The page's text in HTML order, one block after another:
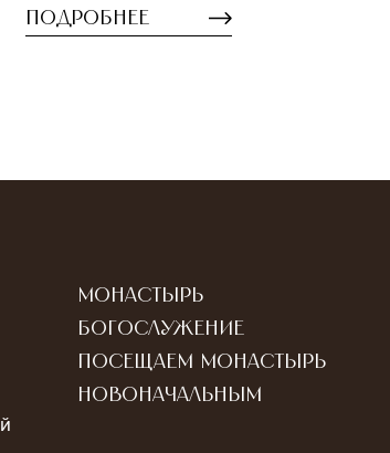
Подробнее
Монастырь
Богослужение
Посещаем монастырь
Новоначальным